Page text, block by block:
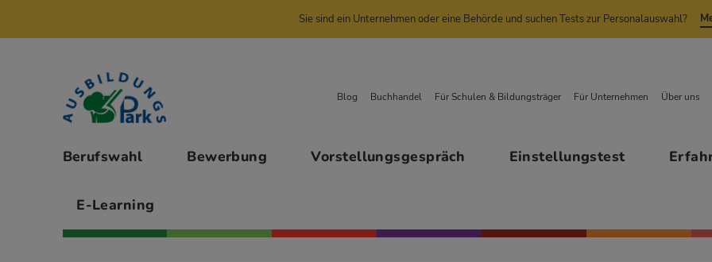
Sie sind ein Unternehmen oder eine Behörde und suchen Tests zur Personalauswahl?
Berufswahl Bewerbung Vorstellungsgespräch Einstellungstest
E-Learning
Blog Buchhandel Für Schulen & Bildungsträger Für Unternehmen Über uns